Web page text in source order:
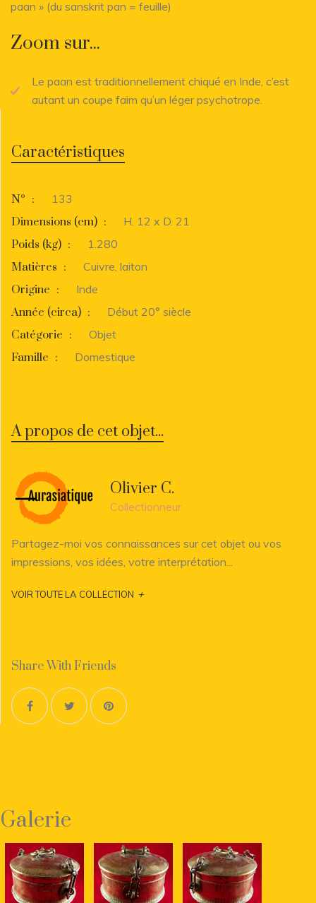
paan » (du sanskrit pan = feuille)
Zoom sur...
Le paan est traditionnellement chiqué en Inde, c’est
autant un coupe faim qu’un léger psychotrope.
Caractéristiques
N° :
133
Dimensions (cm) :
H. 12 x D. 21
Poids (kg) :
1.280
Matières :
Cuivre, laiton
Origine :
Inde
Année (circa) :
Début 20° siècle
Catégorie :
Objet
Famille : Domestique
A propos de cet objet...
Olivier C.
Collectionneur
Partagez-moi vos connaissances sur cet objet ou vos
impressions, vos idées, votre interprétation...
VOIR TOUTE LA COLLECTION +
Share With Friends
Galerie